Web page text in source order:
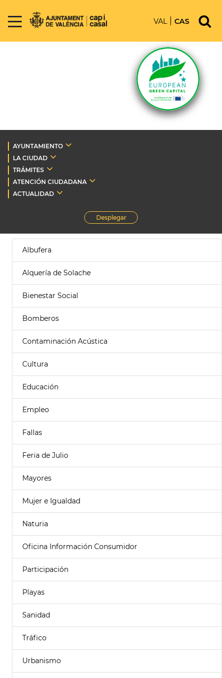
VAL CAS
AYUNTAMIENTO
LA CIUDAD
TRÁMITES
ATENCIÓN CIUDADANA
ACTUALIDAD
Desplegar
Albufera
Alquería de Solache
Bienestar Social
Bomberos
Contaminación Acústica
Cultura
Educación
Empleo
Fallas
Feria de Julio
Mayores
Mujer e Igualdad
Naturia
Oficina Información Consumidor
Participación
Playas
Sanidad
Tráfico
Urbanismo